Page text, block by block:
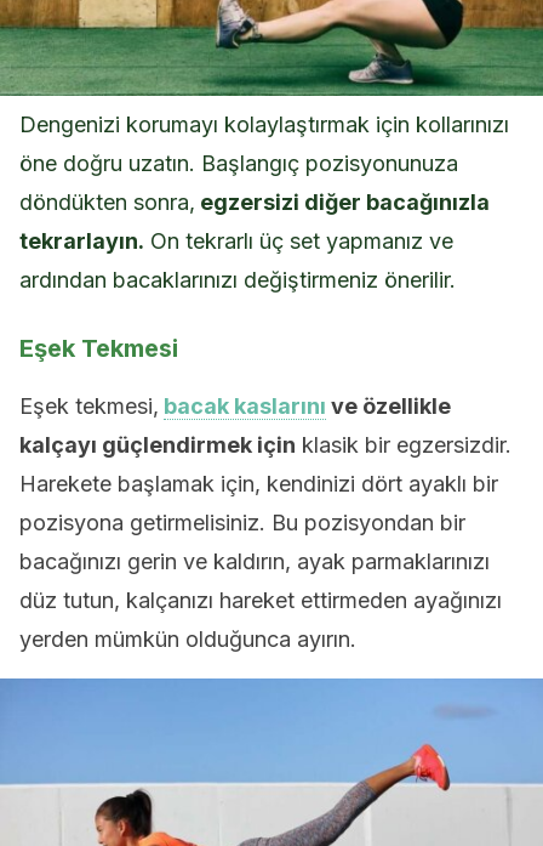
Dengenizi korumayı kolaylaştırmak için kollarınızı
öne doğru uzatın. Başlangıç ​​pozisyonunuza
döndükten sonra, egzersizi diğer bacağınızla
tekrarlayın. On tekrarlı üç set yapmanız ve
ardından bacaklarınızı değiştirmeniz önerilir.
Eşek Tekmesi
Eşek tekmesi, bacak kaslarını ve özellikle
kalçayı güçlendirmek için klasik bir egzersizdir.
Harekete başlamak için, kendinizi dört ayaklı bir
pozisyona getirmelisiniz. Bu pozisyondan bir
bacağınızı gerin ve kaldırın, ayak parmaklarınızı
düz tutun, kalçanızı hareket ettirmeden ayağınızı
yerden mümkün olduğunca ayırın.